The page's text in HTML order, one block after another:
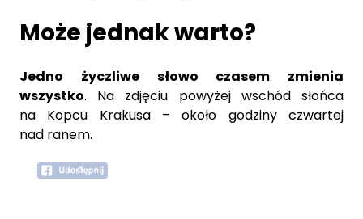
Może jednak warto?
Jedno życzliwe słowo czasem zmienia
wszystko. Na zdjęciu powyżej wschód słońca
na Kopcu Krakusa – około godziny czwartej
nad ranem.